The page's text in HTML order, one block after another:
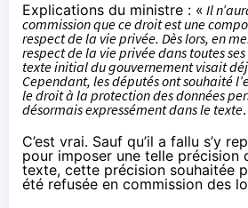
Explications du ministre : « Il
commission que ce droit est une
respect de la vie privée. Dès lors, en
respect de la vie privée dans toutes
texte initial du gouvernement visait
Cependant, les députés ont souhaité
le droit à la protection des données
désormais expressément dans le texte
C’est vrai. Sauf qu’il a fallu s’y
pour imposer une telle précision
texte, cette précision souhaitée
été refusée en commission des